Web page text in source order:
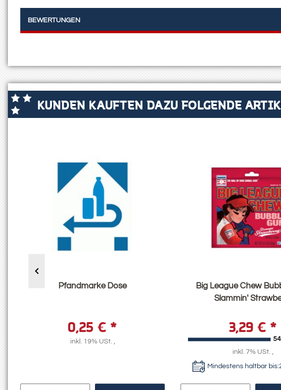
BEWERTUNGEN
KUNDEN KAUFTEN DAZU FOLGENDE
Pfandmarke Dose
0,25 € *
inkl. 19% USt. ,
Big League Chew
Slammin'
3,29 € *
inkl. 7% USt. ,
Mindestens haltbar bis: